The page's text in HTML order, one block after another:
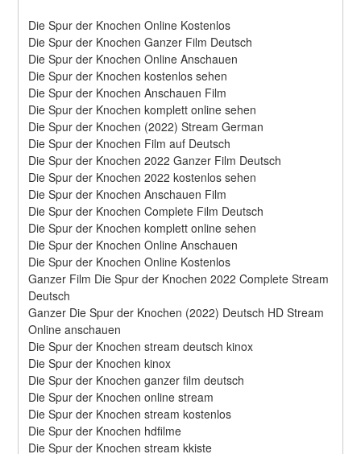
Die Spur der Knochen Online Kostenlos
Die Spur der Knochen Ganzer Film Deutsch
Die Spur der Knochen Online Anschauen
Die Spur der Knochen kostenlos sehen
Die Spur der Knochen Anschauen Film
Die Spur der Knochen komplett online sehen
Die Spur der Knochen (2022) Stream German
Die Spur der Knochen Film auf Deutsch
Die Spur der Knochen 2022 Ganzer Film Deutsch
Die Spur der Knochen 2022 kostenlos sehen
Die Spur der Knochen Anschauen Film
Die Spur der Knochen Complete Film Deutsch
Die Spur der Knochen komplett online sehen
Die Spur der Knochen Online Anschauen
Die Spur der Knochen Online Kostenlos
Ganzer Film Die Spur der Knochen 2022 Complete Stream
Deutsch
Ganzer Die Spur der Knochen (2022) Deutsch HD Stream
Online anschauen
Die Spur der Knochen stream deutsch kinox
Die Spur der Knochen kinox
Die Spur der Knochen ganzer film deutsch
Die Spur der Knochen online stream
Die Spur der Knochen stream kostenlos
Die Spur der Knochen hdfilme
Die Spur der Knochen stream kkiste